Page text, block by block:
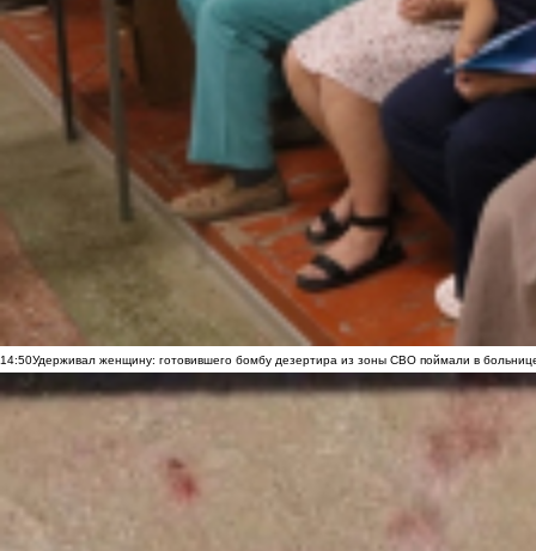
14:50Удерживал женщину: готовившего бомбу дезертира из зоны СВО поймали в